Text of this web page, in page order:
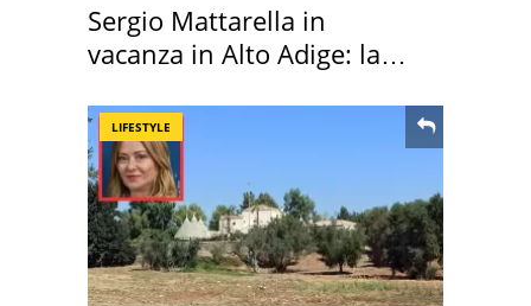
Sergio Mattarella in
vacanza in Alto Adige: la
LIFESTYLE